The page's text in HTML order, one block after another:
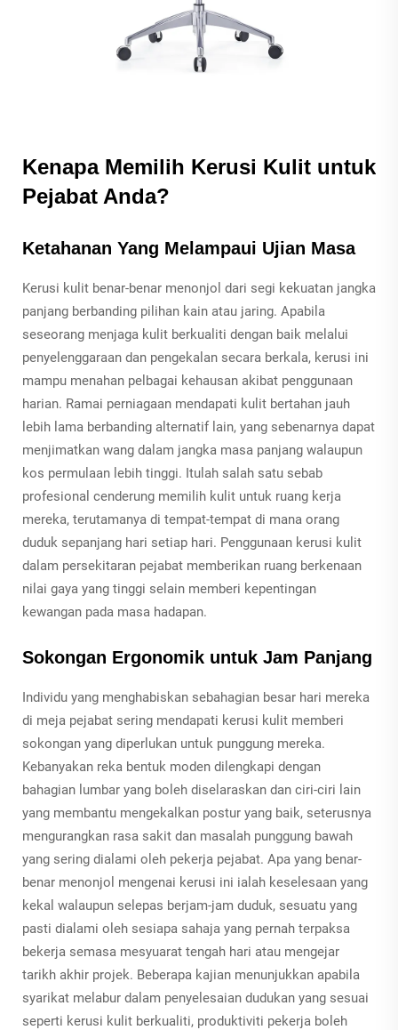
Kenapa Memilih Kerusi Kulit untuk
Pejabat Anda?
Ketahanan Yang Melampaui Ujian Masa
Kerusi kulit benar-benar menonjol dari segi kekuatan jangka
panjang berbanding pilihan kain atau jaring. Apabila
seseorang menjaga kulit berkualiti dengan baik melalui
penyelenggaraan dan pengekalan secara berkala, kerusi ini
mampu menahan pelbagai kehausan akibat penggunaan
harian. Ramai perniagaan mendapati kulit bertahan jauh
lebih lama berbanding alternatif lain, yang sebenarnya dapat
menjimatkan wang dalam jangka masa panjang walaupun
kos permulaan lebih tinggi. Itulah salah satu sebab
profesional cenderung memilih kulit untuk ruang kerja
mereka, terutamanya di tempat-tempat di mana orang
duduk sepanjang hari setiap hari. Penggunaan kerusi kulit
dalam persekitaran pejabat memberikan ruang berkenaan
nilai gaya yang tinggi selain memberi kepentingan
kewangan pada masa hadapan.
Sokongan Ergonomik untuk Jam Panjang
Individu yang menghabiskan sebahagian besar hari mereka
di meja pejabat sering mendapati kerusi kulit memberi
sokongan yang diperlukan untuk punggung mereka.
Kebanyakan reka bentuk moden dilengkapi dengan
bahagian lumbar yang boleh diselaraskan dan ciri-ciri lain
yang membantu mengekalkan postur yang baik, seterusnya
mengurangkan rasa sakit dan masalah punggung bawah
yang sering dialami oleh pekerja pejabat. Apa yang benar-
benar menonjol mengenai kerusi ini ialah keselesaan yang
kekal walaupun selepas berjam-jam duduk, sesuatu yang
pasti dialami oleh sesiapa sahaja yang pernah terpaksa
bekerja semasa mesyuarat tengah hari atau mengejar
tarikh akhir projek. Beberapa kajian menunjukkan apabila
syarikat melabur dalam penyelesaian dudukan yang sesuai
seperti kerusi kulit berkualiti, produktiviti pekerja boleh